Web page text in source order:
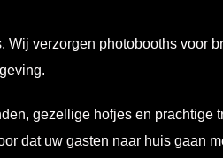
verzorgen photobooths voor
gezellige hofjes en prachtige
dat uw gasten naar huis gaan